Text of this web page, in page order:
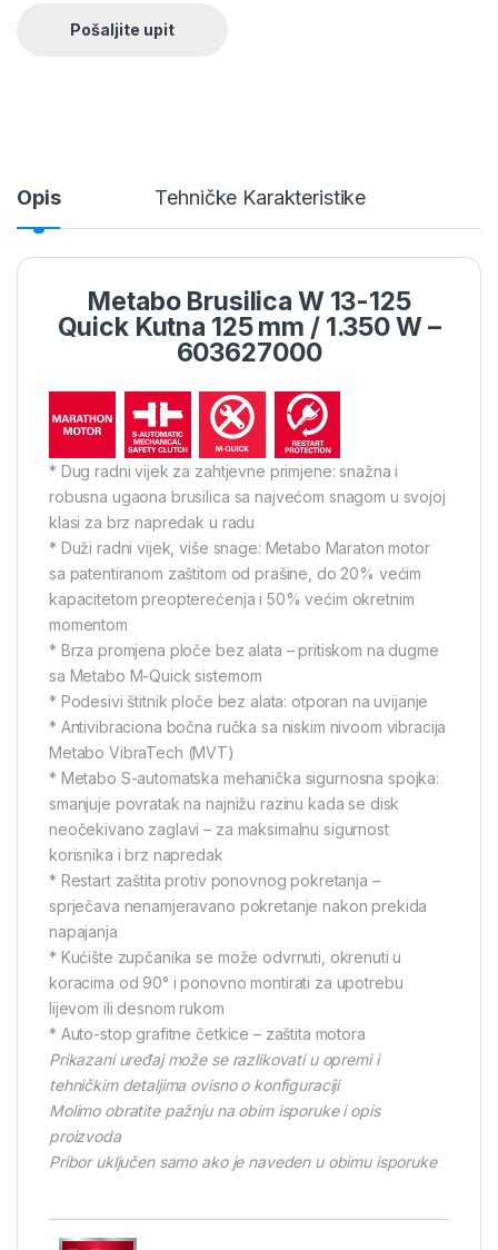
Opis Tehničke Karakteristike
Metabo Brusilica W 13-125
Quick Kutna 125 mm / 1.350 W –
603627000
* Dug radni vijek za zahtjevne primjene: snažna i
robusna ugaona brusilica sa najvećom snagom u svojoj
klasi za brz napredak u radu
* Duži radni vijek, više snage: Metabo Maraton motor
sa patentiranom zaštitom od prašine, do 20% većim
kapacitetom preopterećenja i 50% većim okretnim
momentom
* Brza promjena ploče bez alata – pritiskom na dugme
sa Metabo M-Quick sistemom
* Podesivi štitnik ploče bez alata: otporan na uvijanje
* Antivibraciona bočna ručka sa niskim nivoom vibracija
Metabo VibraTech (MVT)
* Metabo S-automatska mehanička sigurnosna spojka:
smanjuje povratak na najnižu razinu kada se disk
neočekivano zaglavi – za maksimalnu sigurnost
korisnika i brz napredak
* Restart zaštita protiv ponovnog pokretanja –
sprječava nenamjeravano pokretanje nakon prekida
napajanja
* Kućište zupčanika se može odvrnuti, okrenuti u
koracima od 90° i ponovno montirati za upotrebu
lijevom ili desnom rukom
* Auto-stop grafitne četkice – zaštita motora
Prikazani uređaj može se razlikovati u opremi i
tehničkim detaljima ovisno o konfiguraciji
Molimo obratite pažnju na obim isporuke i opis
proizvoda
Pribor uključen samo ako je naveden u obimu isporuke